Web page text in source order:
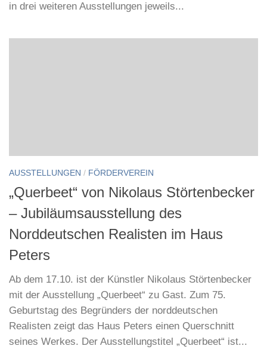
in drei weiteren Ausstellungen jeweils...
AUSSTELLUNGEN / FÖRDERVEREIN
„Querbeet“ von Nikolaus Störtenbecker
– Jubiläumsausstellung des
Norddeutschen Realisten im Haus
Peters
Ab dem 17.10. ist der Künstler Nikolaus Störtenbecker
mit der Ausstellung „Querbeet“ zu Gast. Zum 75.
Geburtstag des Begründers der norddeutschen
Realisten zeigt das Haus Peters einen Querschnitt
seines Werkes. Der Ausstellungstitel „Querbeet“ ist...